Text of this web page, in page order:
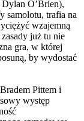
O’Brien),
samolotu, trafia na
wzajemną
już tu nie
gra, w której
by wydostać
Pittem i
występ